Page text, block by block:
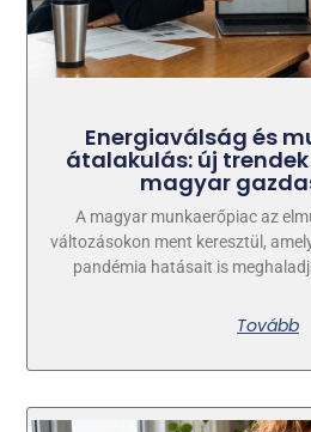
Energiaválság és
átalakulás: új
magyar
A magyar munkaerőpiac az
változásokon ment keresztül,
pandémia hatásait is
Tovább